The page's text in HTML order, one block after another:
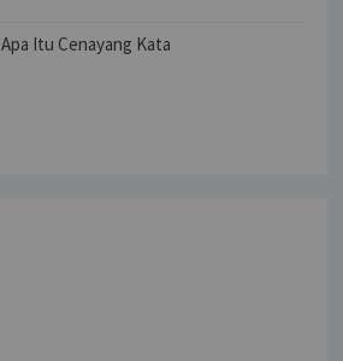
Apa Itu Cenayang Kata